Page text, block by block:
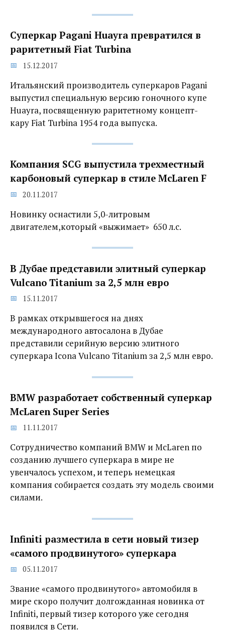
Суперкар Pagani Huayra превратился в
раритетный Fiat Turbina‍
15.12.2017
Итальянский производитель суперкаров Pagani
выпустил специальную версию гоночного купе
Huayra, посвященную раритетному концепт-
кару Fiat Turbina 1954 года выпуска.
Компания SCG выпустила трехместный
карбоновый суперкар в стиле McLaren F
20.11.2017
Новинку оснастили 5,0-литровым
двигателем,который «выжимает» 650 л.с.
В Дубае представили элитный суперкар
Vulcano Titanium за 2,5 млн евро
15.11.2017
В рамках открывшегося на днях
международного автосалона в Дубае
представили серийную версию элитного
суперкара Icona Vulcano Titanium за 2,5 млн евро.
BMW разработает собственный суперкар
McLaren Super Series‍
11.11.2017
Сотрудничество компаний BMW и McLaren по
созданию лучшего суперкара в мире не
увенчалось успехом, и теперь немецкая
компания собирается создать эту модель своими
силами.
Infiniti разместила в сети новый тизер
«самого продвинутого» суперкара‍
05.11.2017
Звание «самого продвинутого» автомобиля в
мире скоро получит долгожданная новинка от
Infiniti, первый тизер которого уже сегодня
появился в Сети.